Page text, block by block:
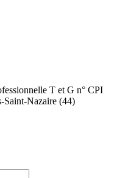
T et G n° CPI
Saint-Nazaire (44)